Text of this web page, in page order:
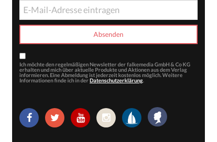
Ich möchte den regelmäßigen Newsletter der falkemedia GmbH & Co KG
erhalten und mich über aktuelle Produkte und Aktionen aus dem Verlag
informieren. Eine Abmeldung ist jederzeit kostenlos möglich. Weitere
Informationen finde ich in der Datenschutzerklärung.